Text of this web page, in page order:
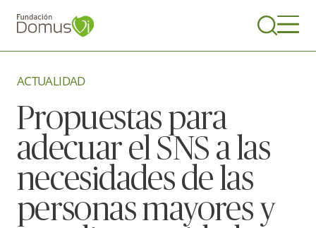
ACTUALIDAD
Propuestas para
adecuar el SNS a las
necesidades de las
personas mayores y